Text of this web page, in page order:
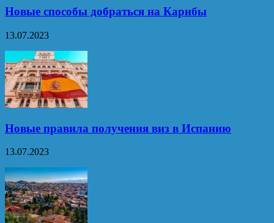
Новые способы добраться на Карибы
13.07.2023
Новые правила получения виз в Испанию
13.07.2023